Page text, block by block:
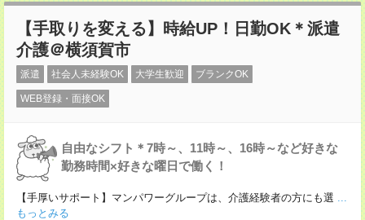
【手取りを変える】時給UP！日勤OK＊派遣
介護＠横須賀市
派遣 社会人未経験OK 大学生歓迎 ブランクOK
WEB登録・面接OK
自由なシフト＊7時～、11時～、16時～など好きな
勤務時間×好きな曜日で働く！
【手厚いサポート】マンパワーグループは、介護経験者の方にも選 ...
もっとみる